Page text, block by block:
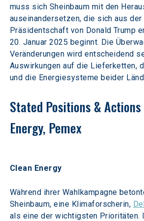
muss sich Sheinbaum mit den
auseinandersetzen, die sich aus
Präsidentschaft von Donald Trump
20. Januar 2025 beginnt. Die
Veränderungen wird entscheidend
Auswirkungen auf die Lieferketten,
und die Energiesysteme beider
Stated Positions & Actions
Energy, Pemex
Clean Energy
Während ihrer Wahlkampagne
Sheinbaum, eine Klimaforscherin,
als eine der wichtigsten Prioritäten.